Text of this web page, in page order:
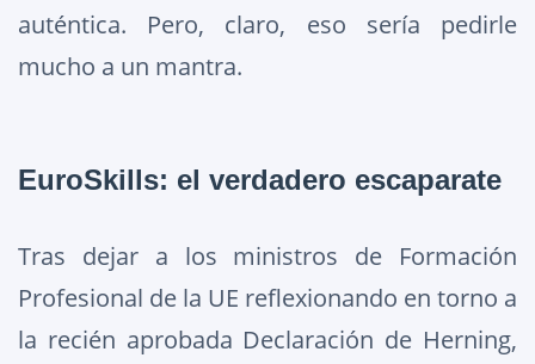
auténtica. Pero, claro, eso sería pedirle
mucho a un mantra.
EuroSkills: el verdadero escaparate
Tras dejar a los ministros de Formación
Profesional de la UE reflexionando en torno a
la recién aprobada Declaración de Herning,